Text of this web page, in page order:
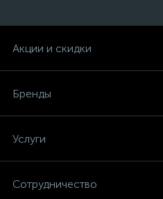
Акции и скидки
Бренды
Услуги
Сотрудничество